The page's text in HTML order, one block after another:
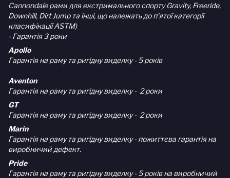
Cannondale рами для екстримального спорту Gravity, Freeride,
Downhill, Dirt Jump та інші, що належать до п'ятої категорії
класифікації ASTM)
- Гарантія 3 роки
Apollo
Гарантія на раму та ригідну виделку - 5 років
Aventon
Гарантія на раму та ригідну виделку - 2 роки
GT
Гарантія на раму та ригідну виделку - 2 роки
Marin
Гарантія на раму та ригідну виделку - пожиттєва гарантія на
виробничий дефект.
Pride
Гарантія на раму та ригідну виделку - 5 років на виробничий